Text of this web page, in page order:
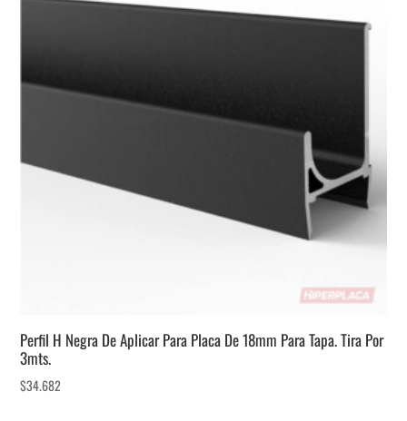
Perfil H Negra De Aplicar Para Placa De 18mm Para Tapa. Tira Por
3mts.
$34.682